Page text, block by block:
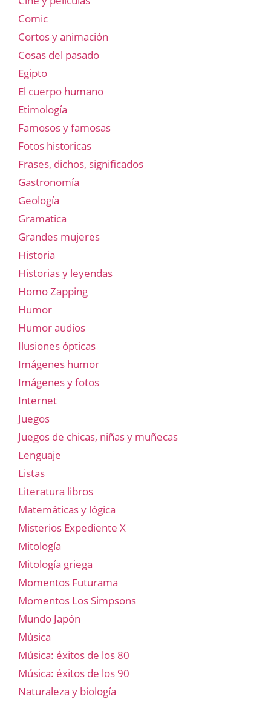
Comic
Cortos y animación
Cosas del pasado
Egipto
El cuerpo humano
Etimología
Famosos y famosas
Fotos historicas
Frases, dichos, significados
Gastronomía
Geología
Gramatica
Grandes mujeres
Historia
Historias y leyendas
Homo Zapping
Humor
Humor audios
Ilusiones ópticas
Imágenes humor
Imágenes y fotos
Internet
Juegos
Juegos de chicas, niñas y muñecas
Lenguaje
Listas
Literatura libros
Matemáticas y lógica
Misterios Expediente X
Mitología
Mitología griega
Momentos Futurama
Momentos Los Simpsons
Mundo Japón
Música
Música: éxitos de los 80
Música: éxitos de los 90
Naturaleza y biología